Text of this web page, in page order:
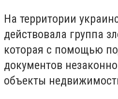
На территории
действовала группа
которая с помощью
документов
объекты